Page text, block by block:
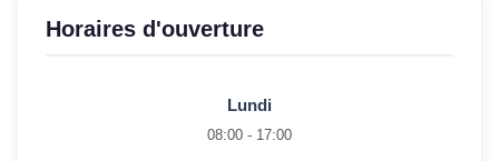
Horaires d'ouverture
Lundi
08:00 - 17:00